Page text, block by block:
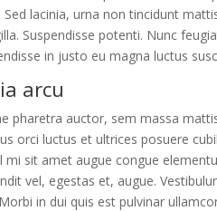
lacinia, urna non tincidunt
Suspendisse potenti. Nunc
in justo eu magna luctus
arcu
pharetra auctor, sem massa
orci luctus et ultrices posuere
mi sit amet augue congue
vel, egestas et, augue.
in dui quis est pulvinar